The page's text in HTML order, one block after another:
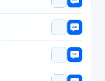
Gọi ngay
Chat
Gọi ngay
Chat
Gọi ngay
Chat